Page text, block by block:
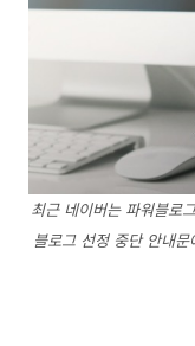
최근 네이버는 파워블로
블로그 선정 중단 안내